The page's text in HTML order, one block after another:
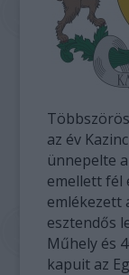
az év
ünnepelte
emellett fél
emlékezett
esztendős
Műhely és
kapuit az